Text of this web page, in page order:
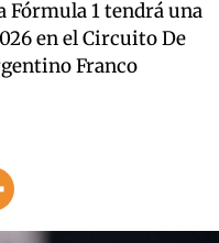
Fórmula 1 tendrá una
en el Circuito De
Franco